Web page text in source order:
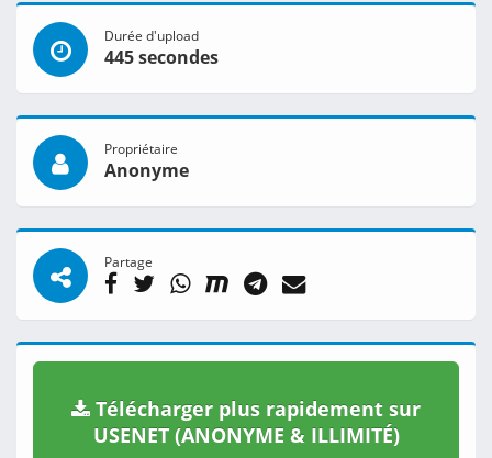
Durée d'upload
445 secondes
Propriétaire
Anonyme
Partage
Télécharger plus rapidement sur
USENET (ANONYME & ILLIMITÉ)